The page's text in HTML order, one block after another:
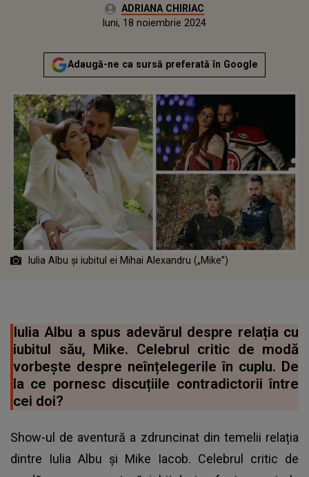
Autor:ADRIANA CHIRIAC
sâmbătă, 18 noiembrie 2023
Actualizat:
luni, 18 noiembrie 2024
Adaugă-ne ca sursă preferată în Google
Iulia Albu şi iubitul ei Mihai Alexandru („Mike”)
Iulia Albu a spus adevărul despre relația cu
iubitul său, Mike. Celebrul critic de modă
vorbește despre neînțelegerile în cuplu. De
la ce pornesc discuțiile contradictorii între
cei doi?
Show-ul de aventură a zdruncinat din temelii relația
dintre Iulia Albu și Mike Iacob. Celebrul critic de